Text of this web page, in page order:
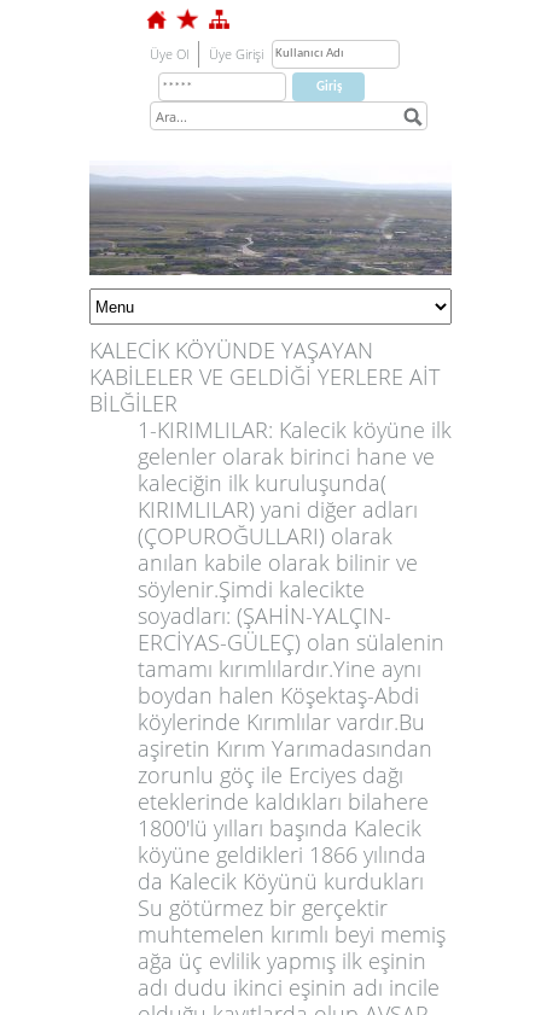
Üye Ol Üye Girişi
KALECİK KÖYÜNDE YAŞAYAN
KABİLELER VE GELDİĞİ YERLERE AİT
BİLĞİLER
1-KIRIMLILAR: Kalecik köyüne ilk
gelenler olarak birinci hane ve
kaleciğin ilk kuruluşunda(
KIRIMLILAR) yani diğer adları
(ÇOPUROĞULLARI) olarak
anılan kabile olarak bilinir ve
söylenir.Şimdi kalecikte
soyadları: (ŞAHİN-YALÇIN-
ERCİYAS-GÜLEÇ) olan sülalenin
tamamı kırımlılardır.Yine aynı
boydan halen Köşektaş-Abdi
köylerinde Kırımlılar vardır.Bu
aşiretin Kırım Yarımadasından
zorunlu göç ile Erciyes dağı
eteklerinde kaldıkları bilahere
1800'lü yılları başında Kalecik
köyüne geldikleri 1866 yılında
da Kalecik Köyünü kurdukları
Su götürmez bir gerçektir
muhtemelen kırımlı beyi memiş
ağa üç evlilik yapmış ilk eşinin
adı dudu ikinci eşinin adı incile